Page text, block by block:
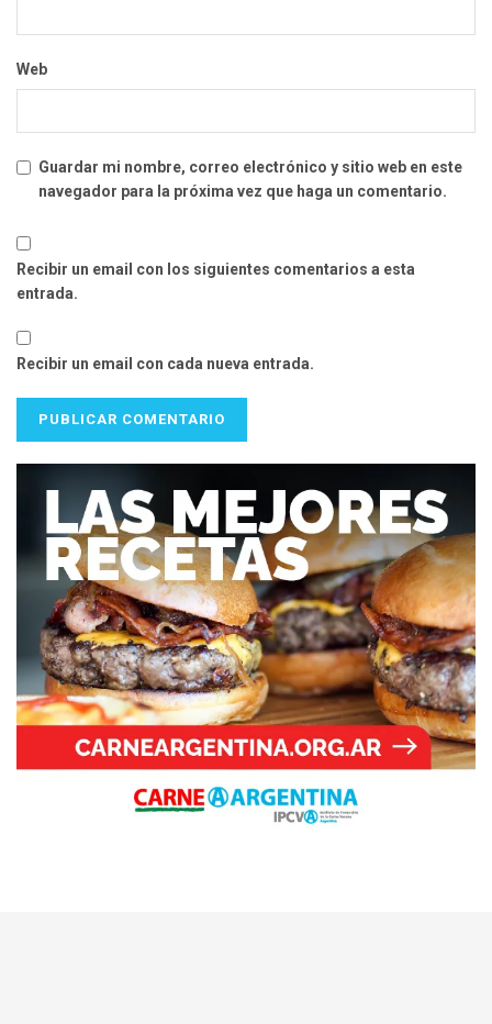
Web
Guardar mi nombre, correo electrónico y sitio web en este
navegador para la próxima vez que haga un comentario.
Recibir un email con los siguientes comentarios a esta
entrada.
Recibir un email con cada nueva entrada.